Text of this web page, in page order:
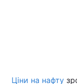
Ціни на нафту